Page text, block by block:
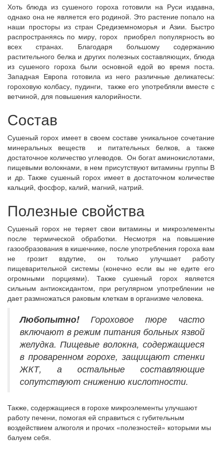
Хоть блюда из сушеного гороха готовили на Руси издавна,
однако она не является его родиной. Это растение попало на
наши просторы из стран Средиземноморья и Азии. Быстро
распространяясь по миру, горох приобрел популярность во
всех странах. Благодаря большому содержанию
растительного белка и других полезных составляющих, блюда
из сушеного гороха были основной едой во время поста.
Западная Европа готовила из него различные деликатесы:
гороховую колбасу, пудинги, также его употребляли вместе с
ветчиной, для повышения калорийности.
Состав
Сушеный горох имеет в своем составе уникальное сочетание
минеральных веществ и питательных белков, а также
достаточное количество углеводов. Он богат аминокислотами,
пищевыми волокнами, в нем присутствуют витамины группы В
и др. Также сушеный горох имеет в достаточном количестве
кальций, фосфор, калий, магний, натрий.
Полезные свойства
Сушеный горох не теряет свои витамины и микроэлементы
после термической обработки. Несмотря на повышение
газообразования в кишечнике, после употребления гороха вам
не грозит вздутие, он только улучшает работу
пищеварительной системы (конечно если вы не едите его
огромными порциями). Также сушеный горох является
сильным антиоксидантом, при регулярном употреблении не
дает размножаться раковым клеткам в организме человека.
Любопытно!Гороховое пюре часто
включают в режим питания больных язвой
желудка. Пищевые волокна, содержащиеся
в проваренном горохе, защищают стенки
ЖКТ, а остальные составляющие
сопутствуют снижению кислотности.
Также, содержащиеся в горохе микроэлементы улучшают
работу печени, помогая ей справиться с губительным
воздействием алкоголя и прочих «полезностей» которыми мы
балуем себя.